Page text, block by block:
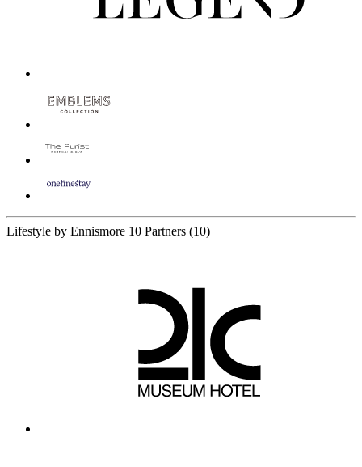
Lifestyle by Ennismore 10 Partners (10)